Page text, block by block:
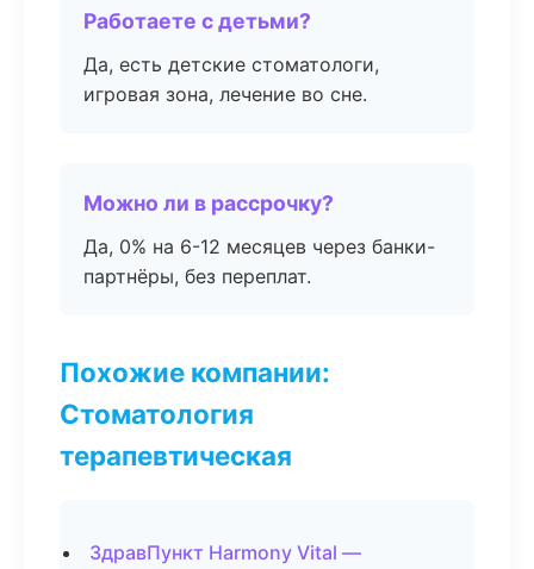
Работаете с детьми?
Да, есть детские стоматологи,
игровая зона, лечение во сне.
Можно ли в рассрочку?
Да, 0% на 6-12 месяцев через банки-
партнёры, без переплат.
Похожие компании:
Стоматология
терапевтическая
ЗдравПункт Harmony Vital —